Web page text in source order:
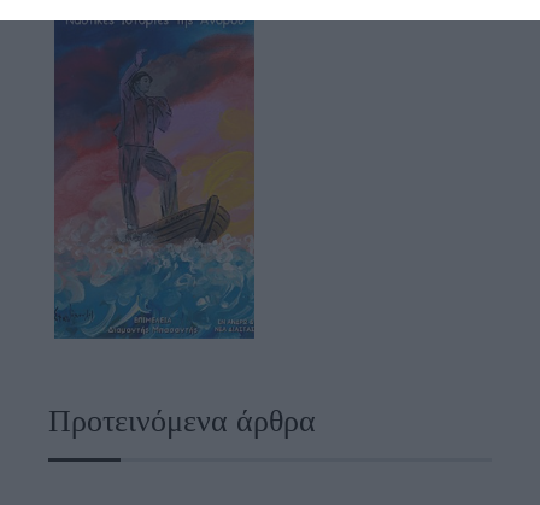
Προτεινόμενα άρθρα